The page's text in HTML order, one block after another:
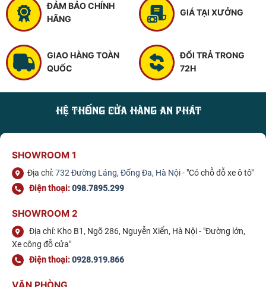
ĐẢM BẢO CHÍNH
HÃNG
GIÁ TẠI XƯỞNG
GIAO HÀNG TOÀN
QUỐC
ĐỔI TRẢ TRONG
72H
HỆ THỐNG CỬA HÀNG AN PHÁT
SHOWROOM 1
Địa chỉ:732 Đường Láng, Đống Đa, Hà Nội- "Có chỗ đỗ xe ô tô"
Điện thoại:098.7895.299
SHOWROOM 2
Địa chỉ: Kho B1, Ngõ 286, Nguyễn Xiển, Hà Nội - "Đường lớn,
Xe công đỗ cửa"
Điện thoại:0928.919.866
VĂN PHÒNG